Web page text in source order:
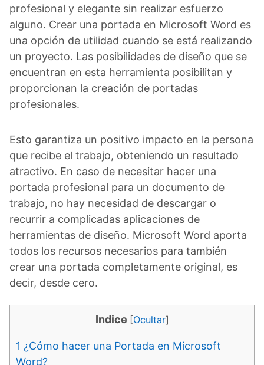
profesional y elegante sin realizar esfuerzo
alguno. Crear una portada en Microsoft Word es
una opción de utilidad cuando se está realizando
un proyecto. Las posibilidades de diseño que se
encuentran en esta herramienta posibilitan y
proporcionan la creación de portadas
profesionales.
Esto garantiza un positivo impacto en la persona
que recibe el trabajo, obteniendo un resultado
atractivo. En caso de necesitar hacer una
portada profesional para un documento de
trabajo, no hay necesidad de descargar o
recurrir a complicadas aplicaciones de
herramientas de diseño. Microsoft Word aporta
todos los recursos necesarios para también
crear una portada completamente original, es
decir, desde cero.
Indice [Ocultar]
1 ¿Cómo hacer una Portada en Microsoft
Word?